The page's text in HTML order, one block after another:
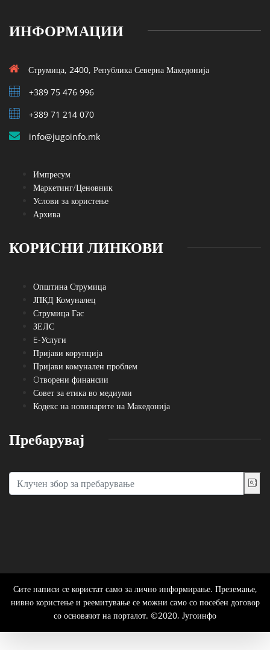
ИНФОРМАЦИИ
Струмица, 2400, Република Северна Македонија
+389 75 476 996
+389 71 214 070
info@jugoinfo.mk
Импресум
Маркетинг/Ценовник
Услови за користење
Архива
КОРИСНИ ЛИНКОВИ
Општина Струмица
ЈПКД Комуналец
Струмица Гас
ЗЕЛС
E-Услуги
Пријави корупција
Пријави комунален проблем
Oтворени финансии
Совет за етика во медиуми
Кодекс на новинарите на Македонија
Пребарувај
Сите написи се користат само за лично информирање. Преземање,
нивно користење и реемитување се можни само со посебен договор
со основачот на порталот. ©2020, Југоинфо